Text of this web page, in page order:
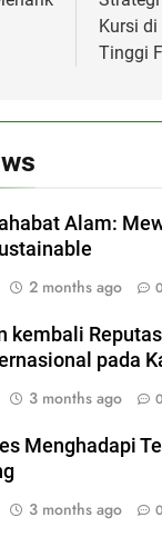
Kursi di
Tinggi
Alam:
2 months ago 0
kembali
pada
3 months ago 0
Menghadapi
3 months ago 0